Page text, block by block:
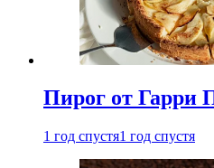
Пирог от Гарри
1 год спустя1 год спустя